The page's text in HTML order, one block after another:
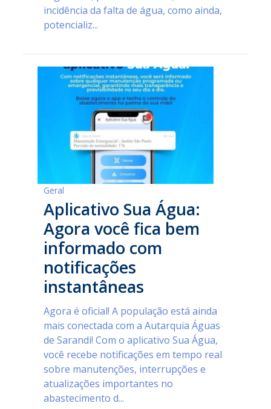
incidência da falta de água, como ainda,
potencializ...
Geral
Aplicativo Sua Água:
Agora você fica bem
informado com
notificações
instantâneas
Agora é oficial! A população está ainda
mais conectada com a Autarquia Águas
de Sarandi! Com o aplicativo Sua Água,
você recebe notificações em tempo real
sobre manutenções, interrupções e
atualizações importantes no
abastecimento d...